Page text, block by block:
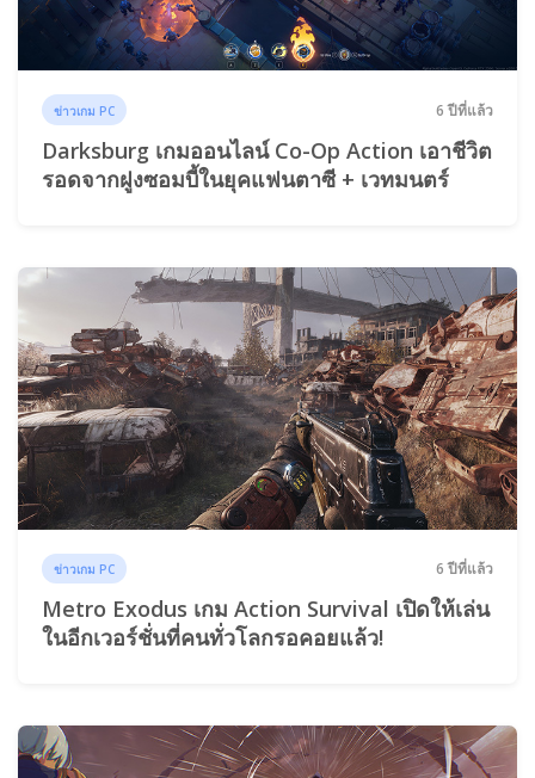
ข่าวเกม PC 6 ปีที่แล้ว
Darksburg เกมออนไลน์ Co-Op Action เอาชีวิต
รอดจากฝูงซอมบี้ในยุคแฟนตาซี + เวทมนตร์
ข่าวเกม PC 6 ปีที่แล้ว
Metro Exodus เกม Action Survival เปิดให้เล่น
ในอีกเวอร์ชั่นที่คนทั่วโลกรอคอยแล้ว!